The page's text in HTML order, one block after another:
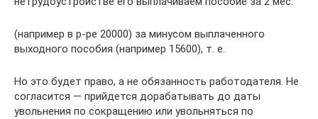
(например в р-ре 20000) за минусом выплаченного
выходного пособия (например 15600), т. е.
Но это будет право, а не обязанность работодателя. Не
согласится — прийдется дорабатывать до даты
увольнения по сокращению или увольняться по